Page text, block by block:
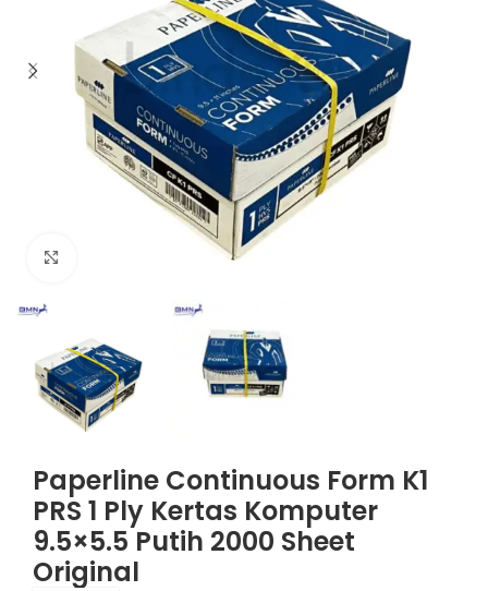
Paperline Continuous Form K1
PRS 1 Ply Kertas Komputer
9.5×5.5 Putih 2000 Sheet
Original